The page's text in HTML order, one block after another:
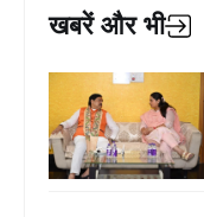
खबरें और भी